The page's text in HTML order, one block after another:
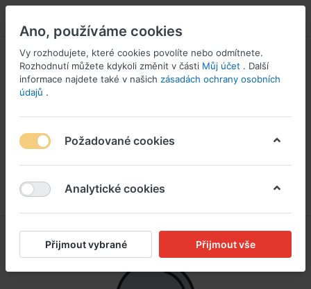
Ano, používáme cookies
Vy rozhodujete, které cookies povolíte nebo odmítnete.
Rozhodnutí můžete kdykoli změnit v části Můj účet . Další
informace najdete také v našich zásadách ochrany osobních
údajů .
Požadované cookies
Analytické cookies
Přijmout vybrané Přijmout vše